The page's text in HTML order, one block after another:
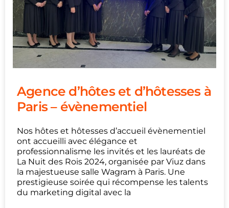
Agence d’hôtes et d’hôtesses à
Paris – évènementiel
Nos hôtes et hôtesses d’accueil évènementiel
ont accueilli avec élégance et
professionnalisme les invités et les lauréats de
La Nuit des Rois 2024, organisée par Viuz dans
la majestueuse salle Wagram à Paris. Une
prestigieuse soirée qui récompense les talents
du marketing digital avec la